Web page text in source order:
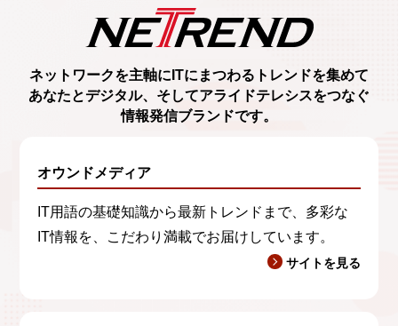
ネットワークを主軸に ITにまつわるトレンドを集めて
あなたとデジタル、 そしてアライドテレシスをつなぐ
情報発信ブランドです。
オウンドメディア
IT用語の基礎知識から最新トレンドまで、多彩な
IT情報を、こだわり満載でお届けしています。
サイトを見る